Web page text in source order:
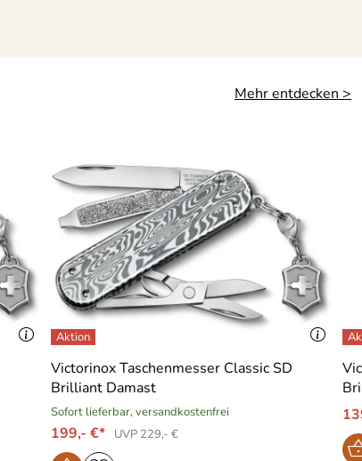
Mehr entdecken >
Victorinox Taschenmesser Classic SD
Brilliant Damast
Sofort lieferbar, versandkostenfrei
199,- €* UVP 229,- €